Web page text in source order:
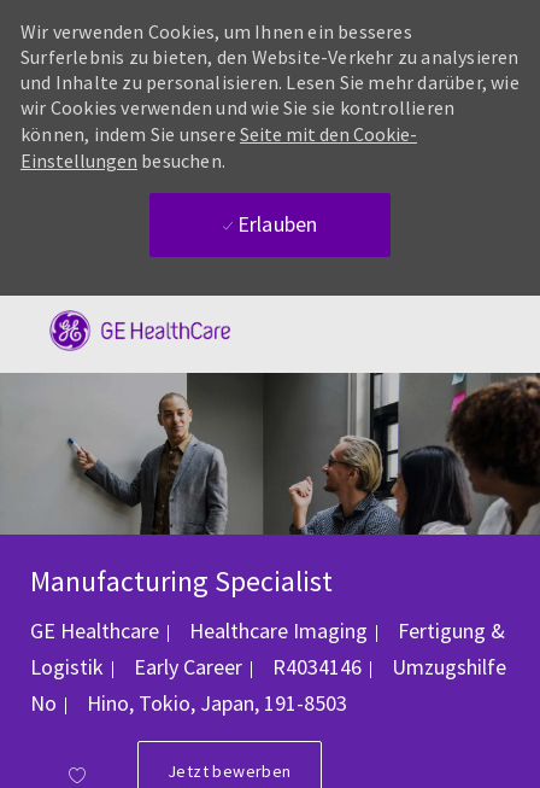
Wir verwenden Cookies, um Ihnen ein besseres
Surferlebnis zu bieten, den Website-Verkehr zu analysieren
und Inhalte zu personalisieren. Lesen Sie mehr darüber, wie
wir Cookies verwenden und wie Sie sie kontrollieren
können, indem Sie unsere Seite mit den Cookie-
Einstellungen besuchen.
Erlauben
Manufacturing Specialist
GE Healthcare Healthcare Imaging Kategorie
Fertigung &
Logistik
Early Career Job-ID
R4034146
Umzugshilfe
No
Ort
Hino, Tokio, Japan, 191-8503
Jetzt bewerben